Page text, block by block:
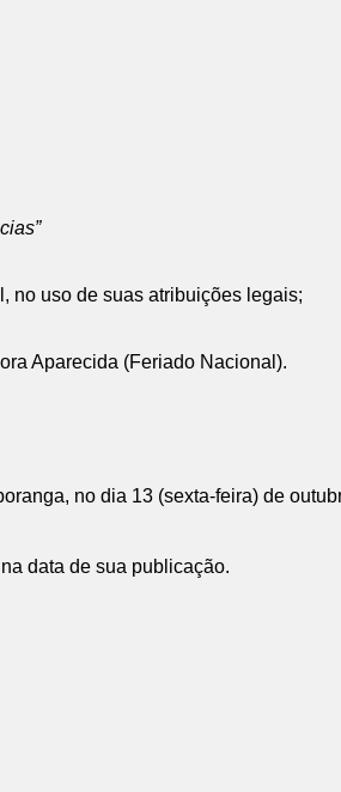
uso de suas atribuições legais;
Aparecida (Feriado Nacional).
no dia 13 (sexta-feira) de
data de sua publicação.